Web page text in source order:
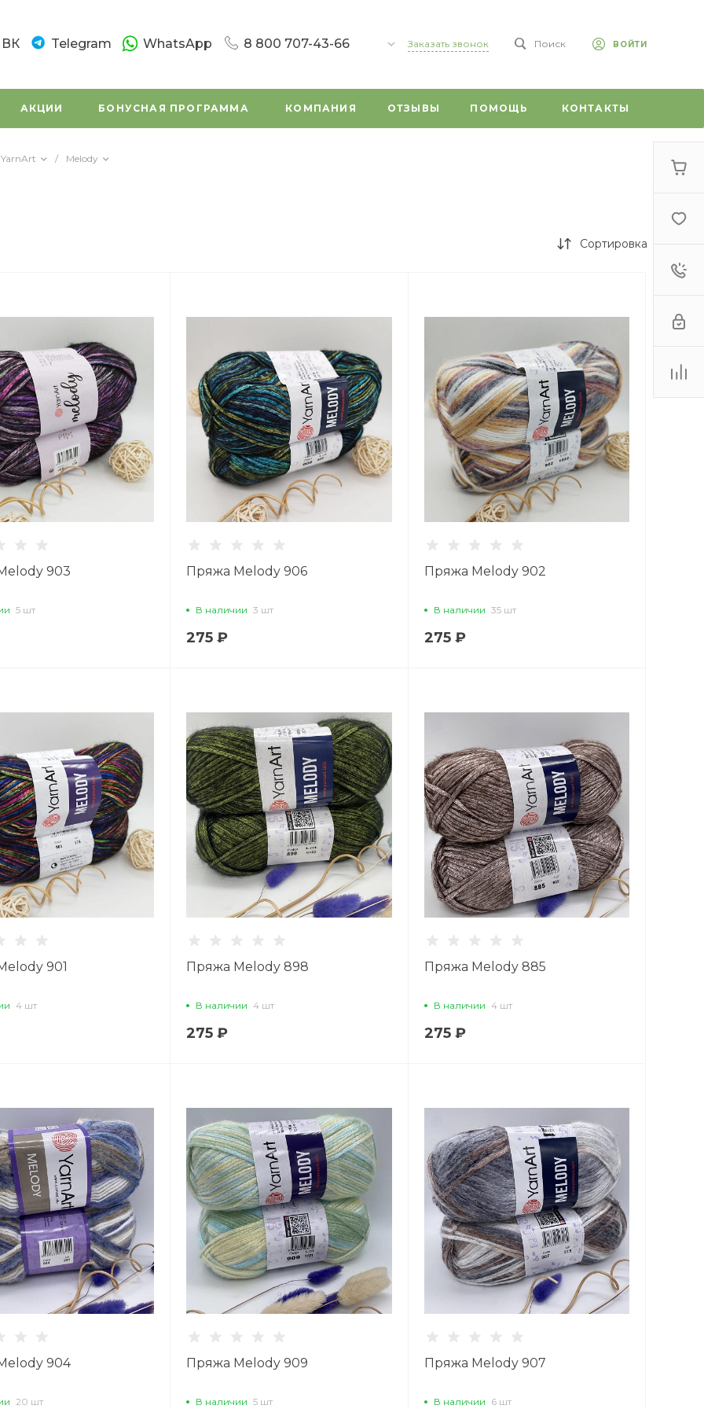
ВК Telegram WhatsApp 8 800 707-43-66
Новочеркасский пр. 59/1
Пн-Вс: 10:00 - 20:00
г. Санкт-Петербург, ул.
Пн-Сб: 11:00 – 19:45
Вс: 11:00–18:45
Написать в вацап
Заказать звонок Поиск ВОЙТИ
АКЦИИ БОНУСНАЯ ПРОГРАММА КОМПАНИЯ ОТЗЫВЫ ПОМОЩЬ КОНТАКТЫ
YarnArt / Melody
Сортировка
903
5 шт
Пряжа Melody 906
В наличии 3 шт
275 ₽
Пряжа Melody 902
В наличии 35 шт
275 ₽
901
4 шт
Пряжа Melody 898
В наличии 4 шт
275 ₽
Пряжа Melody 885
В наличии 4 шт
275 ₽
904
20 шт
Пряжа Melody 909
В наличии 5 шт
Пряжа Melody 907
В наличии 6 шт